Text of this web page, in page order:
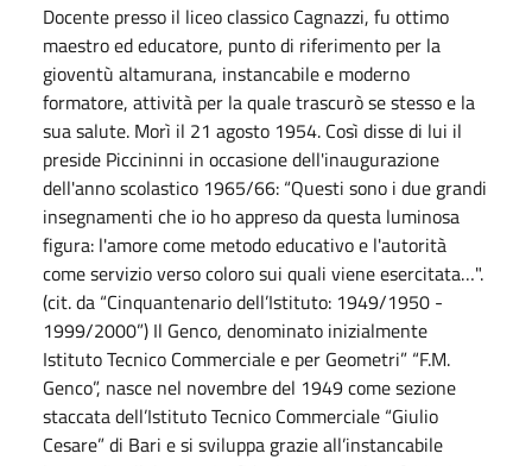
Docente presso il liceo classico Cagnazzi, fu ottimo
maestro ed educatore, punto di riferimento per la
gioventù altamurana, instancabile e moderno
formatore, attività per la quale trascurò se stesso e la
sua salute. Morì il 21 agosto 1954. Così disse di lui il
preside Piccininni in occasione dell'inaugurazione
dell'anno scolastico 1965/66: “Questi sono i due grandi
insegnamenti che io ho appreso da questa luminosa
figura: l'amore come metodo educativo e l'autorità
come servizio verso coloro sui quali viene esercitata…".
(cit. da “Cinquantenario dell’Istituto: 1949/1950 -
1999/2000”) Il Genco, denominato inizialmente
Istituto Tecnico Commerciale e per Geometri” “F.M.
Genco”, nasce nel novembre del 1949 come sezione
staccata dell’Istituto Tecnico Commerciale “Giulio
Cesare” di Bari e si sviluppa grazie all’instancabile